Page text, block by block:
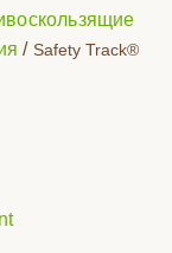
/ Safety Track®